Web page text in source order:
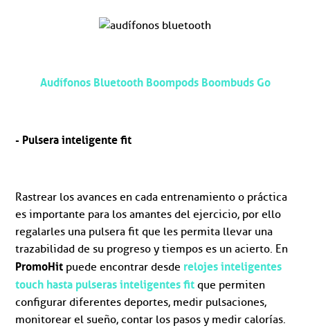
Audífonos Bluetooth Boompods Boombuds Go
- Pulsera inteligente fit
Rastrear los avances en cada entrenamiento o práctica
es importante para los amantes del ejercicio, por ello
regalarles una pulsera fit que les permita llevar una
trazabilidad de su progreso y tiempos es un acierto. En
PromoHit puede encontrar desde relojes inteligentes
touch hasta pulseras inteligentes fit que permiten
configurar diferentes deportes, medir pulsaciones,
monitorear el sueño, contar los pasos y medir calorías.